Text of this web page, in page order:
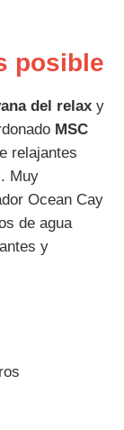
posible
del relaxy
MSC
relajantes
Muy
Ocean Cay
de agua
y